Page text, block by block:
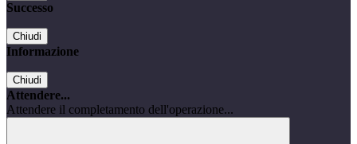
Successo
Chiudi
Informazione
Chiudi
Attendere...
Attendere il completamento dell'operazione...